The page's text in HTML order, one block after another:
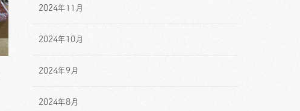
2024年11月
2024年10月
2024年9月
2024年8月